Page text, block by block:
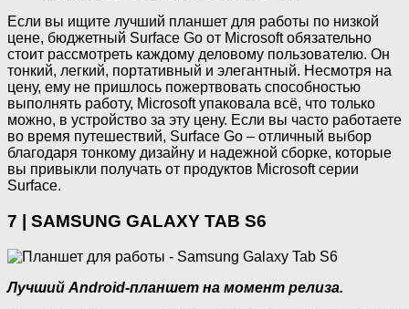
Если вы ищите лучший планшет для работы по низкой
цене, бюджетный Surface Go от Microsoft обязательно
стоит рассмотреть каждому деловому пользователю. Он
тонкий, легкий, портативный и элегантный. Несмотря на
цену, ему не пришлось пожертвовать способностью
выполнять работу, Microsoft упаковала всё, что только
можно, в устройство за эту цену. Если вы часто работаете
во время путешествий, Surface Go – отличный выбор
благодаря тонкому дизайну и надежной сборке, которые
вы привыкли получать от продуктов Microsoft серии
Surface.
7 | SAMSUNG GALAXY TAB S6
Лучший Android-планшет на момент релиза.